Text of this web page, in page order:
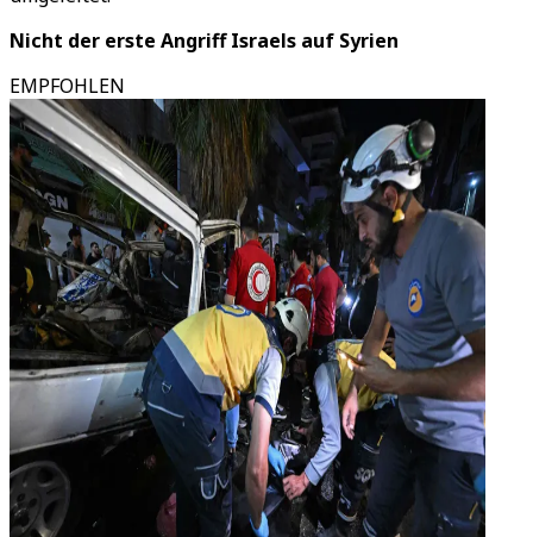
Nicht der erste Angriff Israels auf Syrien
EMPFOHLEN